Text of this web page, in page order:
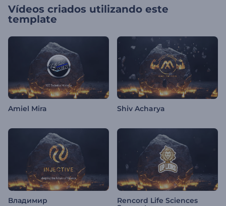
Vídeos criados utilizando este
template
Amiel Mira Shiv Acharya
Владимир Rencord Life Sciences